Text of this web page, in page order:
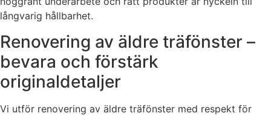
långvarig hållbarhet.
Renovering av äldre träfönster –
bevara och förstärk
originaldetaljer
Vi utför renovering av äldre träfönster med respekt för